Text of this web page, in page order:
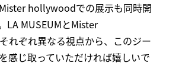
hollywoodでの展示も同時開
LA MUSEUMとMister
れぞれ異なる視点から、このジー
感じ取っていただければ嬉しいで